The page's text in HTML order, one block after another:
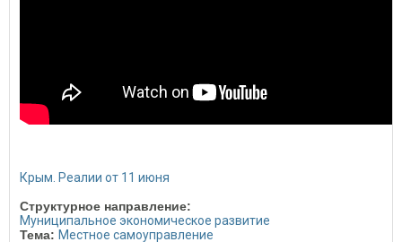
Крым. Реалии от 11 июня
Структурное направление:
Муниципальное экономическое развитие
Тема: Местное самоуправление